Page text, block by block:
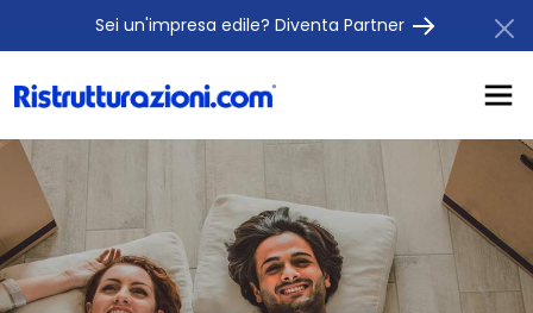
Sei un'impresa edile? Diventa Partner